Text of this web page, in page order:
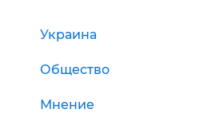
Украина
Общество
Мнение